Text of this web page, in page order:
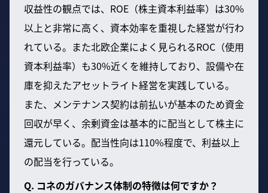
収益性の観点では、ROE（株主資本利益率）は30%
以上と非常に高く、資本効率を重視した経営が行わ
れている。また北欧企業によく見られるROC（使用
資本利益率）も30%近くを維持しており、設備や在
庫を抑えたアセットライト経営を実践している。
また、メンテナンス契約は前払いが基本のため資金
回収が早く、余剰資金は基本的に配当として株主に
還元している。配当性向は110%程度で、利益以上
の配当を行っている。
Q. コネのガバナンス体制の特徴は何ですか？